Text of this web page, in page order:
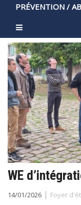
PRÉVENTION /
WE
14/01/2026 | Foyer